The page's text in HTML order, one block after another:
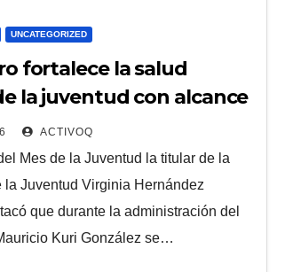
UNCATEGORIZED
fortalece la salud
la juventud con alcance
internacional
ACTIVOQ
Mes de la Juventud la titular de la
la Juventud Virginia Hernández
que durante la administración del
Kuri González se…